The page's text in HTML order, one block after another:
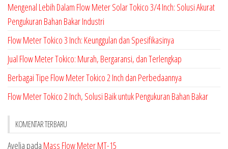
Mengenal Lebih Dalam Flow Meter Solar Tokico 3/4 Inch: Solusi Akurat
Pengukuran Bahan Bakar Industri
Flow Meter Tokico 3 Inch: Keunggulan dan Spesifikasinya
Jual Flow Meter Tokico: Murah, Bergaransi, dan Terlengkap
Berbagai Tipe Flow Meter Tokico 2 Inch dan Perbedaannya
Flow Meter Tokico 2 Inch, Solusi Baik untuk Pengukuran Bahan Bakar
KOMENTAR TERBARU
Avelia pada Mass Flow Meter MT-15